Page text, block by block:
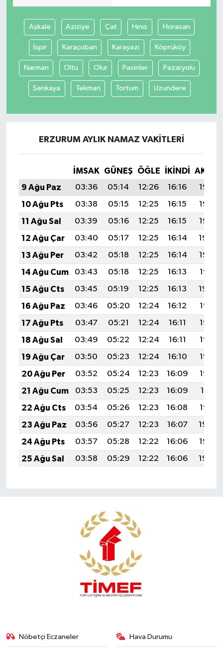
Aşkale Aziziye Çat Hınıs Horasan
İspir Karaçoban Karayazı Köprüköy
Narman Oltu Olur Pasinler Pazaryolu
Şenkaya Tekman Tortum Uzundere
ERZURUM AYLIK NAMAZ VAKITLERI
İMSAK GÜNEŞ ÖĞLE İKINDI
9 Ağu Paz
03:36 05:14 12:26 16:16
19:27
10 Ağu Pts
03:38 05:15 12:25 16:15
19:26
11 Ağu Sal
03:39 05:16 12:25 16:15
19:25
12 Ağu Çar
03:40 05:17 12:25 16:14
19:24
13 Ağu Per
03:42 05:18 12:25 16:14
19:22
14 Ağu Cum
03:43 05:18 12:25 16:13
19:21
15 Ağu Cts
03:45 05:19 12:25 16:13
19:20
16 Ağu Paz
03:46 05:20 12:24 16:12
19:18
17 Ağu Pts
03:47 05:21 12:24 16:11
19:17
18 Ağu Sal
03:49 05:22 12:24 16:11
19:16
19 Ağu Çar
03:50 05:23 12:24 16:10
19:14
20 Ağu Per
03:52 05:24 12:23 16:09
19:13
21 Ağu Cum
03:53 05:25 12:23 16:09
19:11
22 Ağu Cts
03:54 05:26 12:23 16:08
19:10
23 Ağu Paz
03:56 05:27 12:23 16:07
19:08
24 Ağu Pts
03:57 05:28 12:22 16:06
19:07
25 Ağu Sal
03:58 05:29 12:22 16:06 19:05
Nöbetçi Eczaneler Hava Durumu